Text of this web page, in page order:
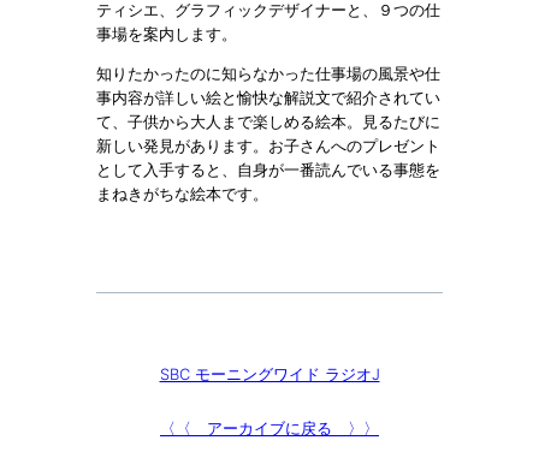
ティシエ、グラフィックデザイナーと、９つの仕
事場を案内します。
知りたかったのに知らなかった仕事場の風景や仕
事内容が詳しい絵と愉快な解説文で紹介されてい
て、子供から大人まで楽しめる絵本。見るたびに
新しい発見があります。お子さんへのプレゼント
として入手すると、自身が一番読んでいる事態を
まねきがちな絵本です。
SBC モーニングワイド ラジオJ
〈〈 アーカイブに戻る 〉〉